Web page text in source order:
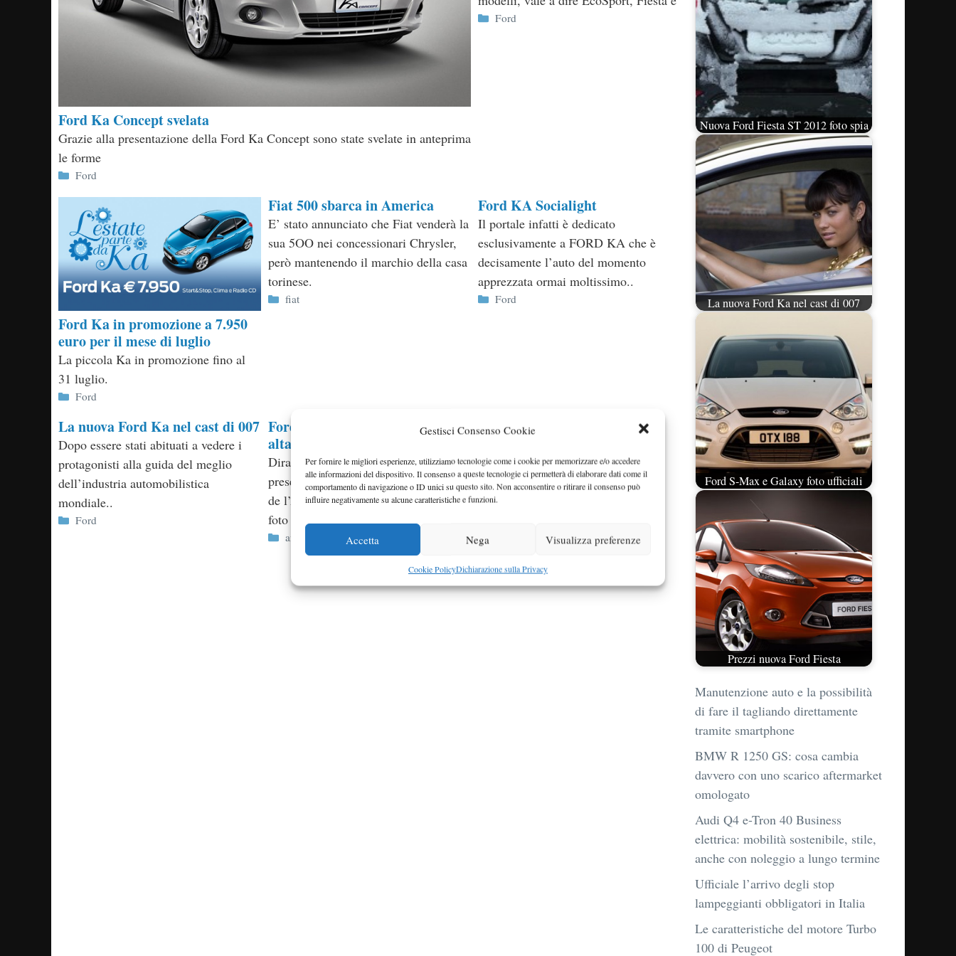
Gestisci Consenso Cookie
Per fornire le migliori esperienze, utilizziamo tecnologie come i cookie per memorizzare e/o accedere
alle informazioni del dispositivo. Il consenso a queste tecnologie ci permetterà di elaborare dati come il
comportamento di navigazione o ID unici su questo sito. Non acconsentire o ritirare il consenso può
influire negativamente su alcune caratteristiche e funzioni.
Accetta Nega Visualizza preferenze
Cookie PolicyDichiarazione sulla Privacy
Ford Ka Concept svelata
Grazie alla presentazione della Ford Ka Concept sono state svelate in anteprima
le forme
Categorie
Ford
Categorie
Ford
Ford Ka in promozione a 7.950
euro per il mese di luglio
La piccola Ka in promozione fino al
31 luglio.
Categorie
Ford
Fiat 500 sbarca in America
E’ stato annunciato che Fiat venderà la
sua 5OO nei concessionari Chrysler,
però mantenendo il marchio della casa
torinese.
Categorie
fiat
Ford KA Socialight
Il portale infatti è dedicato
esclusivamente a FORD KA che è
decisamente l’auto del momento
apprezzata ormai moltissimo..
Categorie
Ford
La nuova Ford Ka nel cast di 007
Dopo essere stati abituati a vedere i
protagonisti alla guida del meglio
dell’industria automobilistica
mondiale..
Categorie
Ford
Ford Ka 2009: foto ufficiali ad
alta risoluzione
Diramate a poche settimane dalla
presentazione ufficiale de La Mondiale
de l’Automobile, il salone di Parigi, le
foto ufficiali della nuova FORD KA…
Categorie
anteprime Ford
Nuova Ford Fiesta ST 2012 foto spia
La nuova Ford Ka nel cast di 007
Ford S-Max e Galaxy foto ufficiali
Prezzi nuova Ford Fiesta
Manutenzione auto e la possibilità
di fare il tagliando direttamente
tramite smartphone
BMW R 1250 GS: cosa cambia
davvero con uno scarico aftermarket
omologato
Audi Q4 e-Tron 40 Business
elettrica: mobilità sostenibile, stile,
anche con noleggio a lungo termine
Ufficiale l’arrivo degli stop
lampeggianti obbligatori in Italia
Le caratteristiche del motore Turbo
100 di Peugeot